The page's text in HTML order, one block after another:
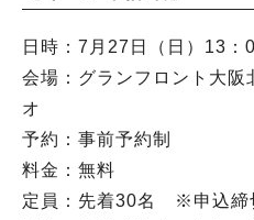
日時：7月27日（日）13：
会場：グランフロント大阪
オ
予約：事前予約制
料金：無料
定員：先着30名 ※申込締